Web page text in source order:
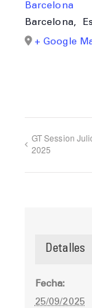
Barcelona
Barcelona,
+ Google
GT Session
2025
Detalles
Fecha:
25/09/2025